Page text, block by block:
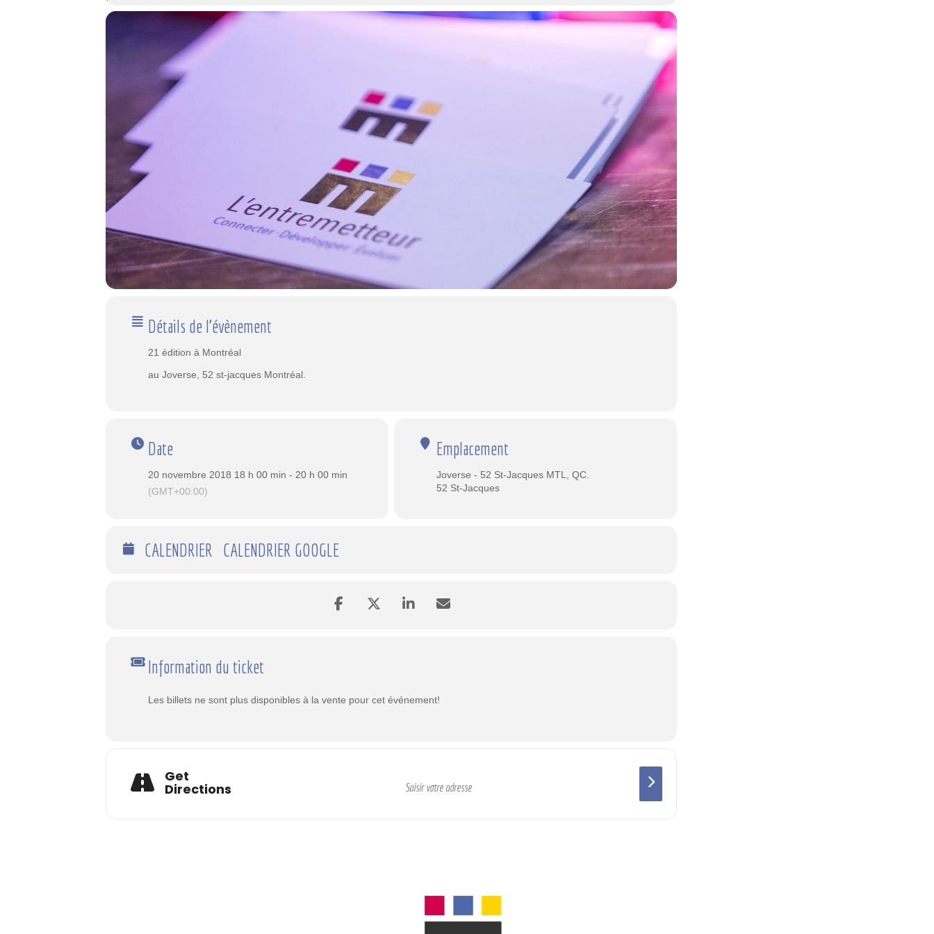
Détails de l'évènement
21 édition à Montréal
au Joverse, 52 st-jacques Montréal.
Date
20 novembre 2018 18 h 00 min - 20 h 00 min
(GMT+00:00)
Emplacement
Joverse - 52 St-Jacques MTL, QC.
52 St-Jacques
CALENDRIER CALENDRIER GOOGLE
Information du ticket
Les billets ne sont plus disponibles à la vente pour cet événement!
Get
Directions